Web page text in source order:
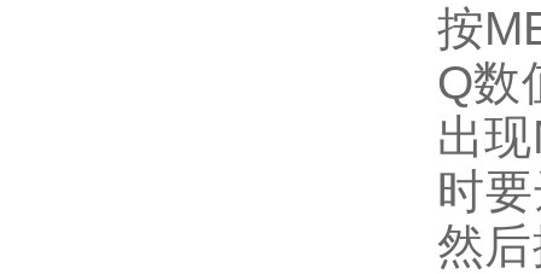
按
Q数
出
时
然